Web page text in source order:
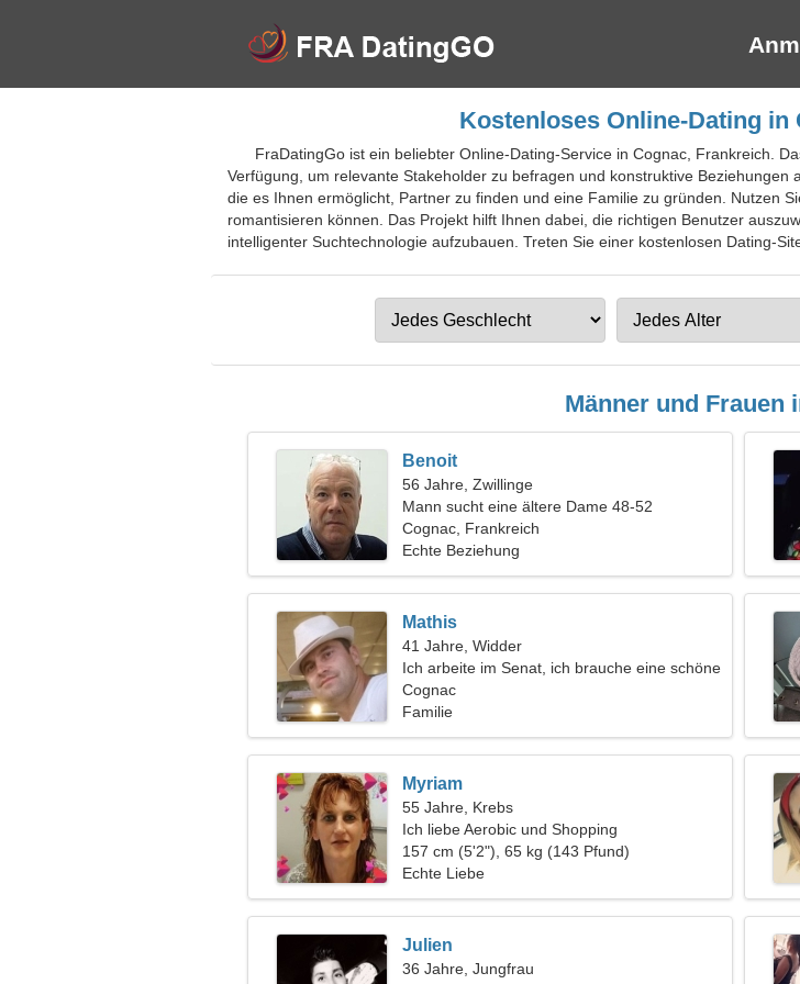
Kostenloses Online-Dating in
FraDatingGo ist ein beliebter Online-Dating-Service in Cognac, Frankreich.
Verfügung, um relevante Stakeholder zu befragen und konstruktive Beziehungen
die es Ihnen ermöglicht, Partner zu finden und eine Familie zu gründen. Nutzen
romantisieren können. Das Projekt hilft Ihnen dabei, die richtigen Benutzer
intelligenter Suchtechnologie aufzubauen. Treten Sie einer kostenlosen Dating-
Männer und Frauen
Benoit
56 Jahre, Zwillinge
Mann sucht eine ältere Dame 48-52
Cognac, Frankreich
Echte Beziehung
Mathis
41 Jahre, Widder
Ich arbeite im Senat, ich brauche eine schöne
Frau
Cognac
Familie
Myriam
55 Jahre, Krebs
Ich liebe Aerobic und Shopping
157 cm (5'2"), 65 kg (143 Pfund)
Echte Liebe
Julien
36 Jahre, Jungfrau